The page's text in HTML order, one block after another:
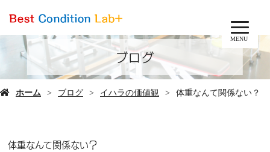
MENU
ブログ
ホーム ブログ イハラの価値観 体重なんて関係ない？
体重なんて関係ない？